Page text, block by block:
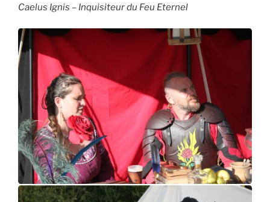
Caelus Ignis – Inquisiteur du Feu Eternel